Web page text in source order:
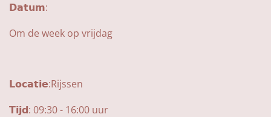
𝗗𝗮𝘁𝘂𝗺:
Om de week op vrijdag
𝗟𝗼𝗰𝗮𝘁𝗶𝗲:Rijssen
𝗧𝗶𝗷𝗱: 09:30 - 16:00 uur